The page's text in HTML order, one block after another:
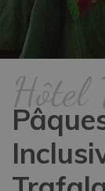
Hôtel